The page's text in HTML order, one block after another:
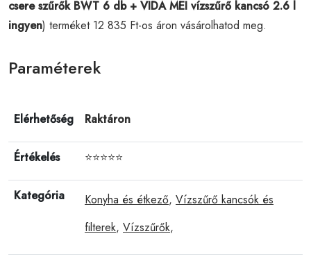
csere szűrők BWT 6 db + VIDA MEI vízszűrő kancsó 2.6 l
ingyen) terméket 12 835 Ft-os áron vásárolhatod meg.
Paraméterek
Elérhetőség Raktáron
Értékelés ⭐⭐⭐⭐⭐
Kategória Konyha és étkező, Vízszűrő kancsók és
filterek, Vízszűrők,